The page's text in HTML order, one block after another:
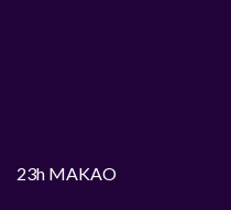
23h MAKAO